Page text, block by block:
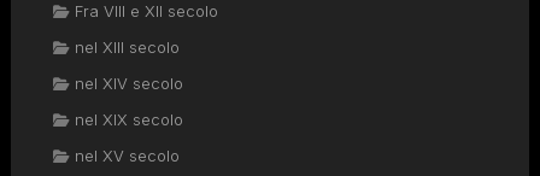
Fra VIII e XII secolo
nel XIII secolo
nel XIV secolo
nel XIX secolo
nel XV secolo